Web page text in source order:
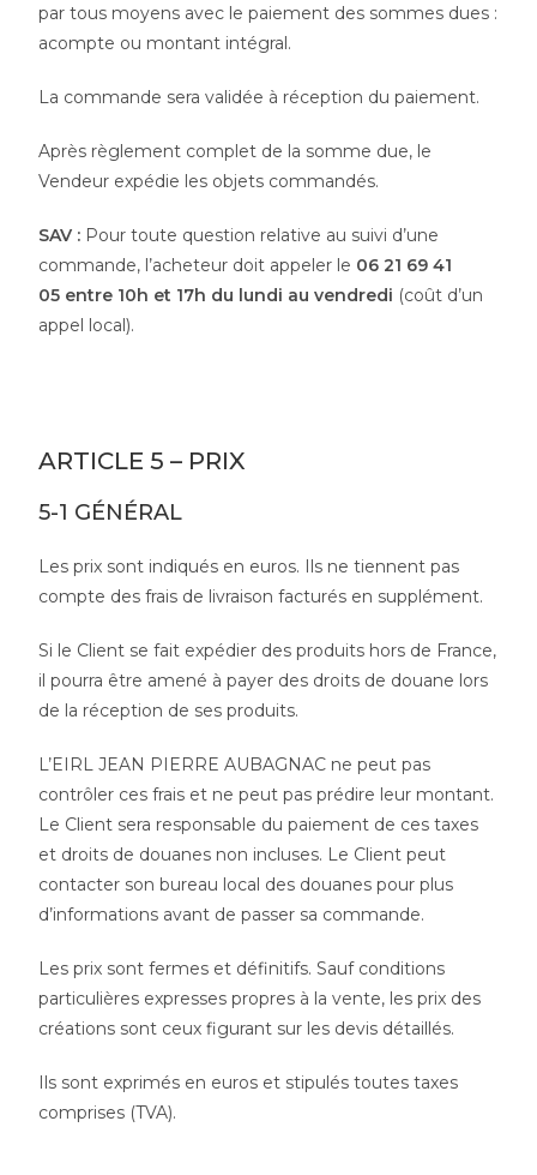
par tous moyens avec le paiement des sommes dues :
acompte ou montant intégral.
La commande sera validée à réception du paiement.
Après règlement complet de la somme due, le
Vendeur expédie les objets commandés.
SAV : Pour toute question relative au suivi d’une
commande, l’acheteur doit appeler le 06 21 69 41
05 entre 10h et 17h du lundi au vendredi (coût d’un
appel local).
ARTICLE 5 – PRIX
5-1 GÉNÉRAL
Les prix sont indiqués en euros. Ils ne tiennent pas
compte des frais de livraison facturés en supplément.
Si le Client se fait expédier des produits hors de France,
il pourra être amené à payer des droits de douane lors
de la réception de ses produits.
L’EIRL JEAN PIERRE AUBAGNAC ne peut pas
contrôler ces frais et ne peut pas prédire leur montant.
Le Client sera responsable du paiement de ces taxes
et droits de douanes non incluses. Le Client peut
contacter son bureau local des douanes pour plus
d’informations avant de passer sa commande.
Les prix sont fermes et définitifs. Sauf conditions
particulières expresses propres à la vente, les prix des
créations sont ceux figurant sur les devis détaillés.
Ils sont exprimés en euros et stipulés toutes taxes
comprises (TVA).